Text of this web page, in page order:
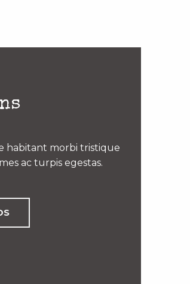
habitant morbi tristique
ac turpis egestas.